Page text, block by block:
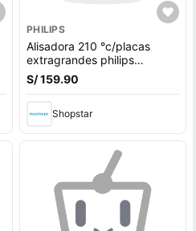
PHILIPS
Alisadora 210 °c/placas
extragrandes philips
hp831600
S/ 159.90
Shopstar